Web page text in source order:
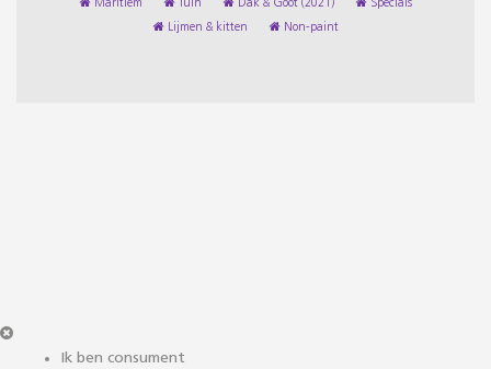
Maritiem Tuin Dak & Goot (2021) Specials
Lijmen & kitten Non-paint
Ik ben consument